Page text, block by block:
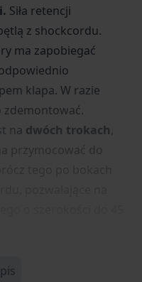
Siła retencji
z shockcordu.
ma zapobiegać
klapa. W razie
zdemontować.
na dwóch trokach,
przymocować do